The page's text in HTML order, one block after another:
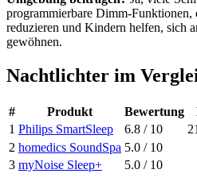
programmierbare Dimm-Funktionen,
reduzieren und Kindern helfen, sich
gewöhnen.
Nachtlichter im
# Produkt Bewertung
1 Philips SmartSleep 6.8 / 10
2 homedics SoundSpa 5.0 / 10
3 myNoise Sleep+ 5.0 / 10